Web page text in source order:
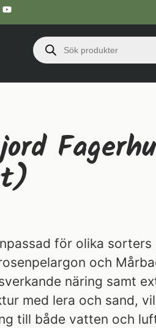
för olika sorters
och
näring samt
med lera och sand,
till både vatten och